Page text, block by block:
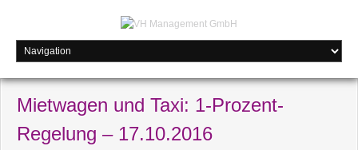
Mietwagen und Taxi: 1-Prozent-
Regelung – 17.10.2016